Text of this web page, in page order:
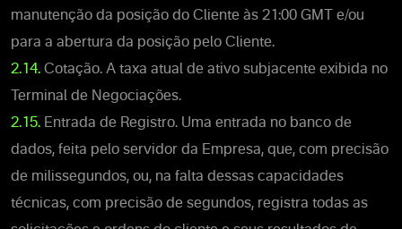
manutenção da posição do Cliente às 21:00 GMT e/ou
para a abertura da posição pelo Cliente.
2.14. Cotação. A taxa atual de ativo subjacente exibida no
Terminal de Negociações.
2.15. Entrada de Registro. Uma entrada no banco de
dados, feita pelo servidor da Empresa, que, com precisão
de milissegundos, ou, na falta dessas capacidades
técnicas, com precisão de segundos, registra todas as